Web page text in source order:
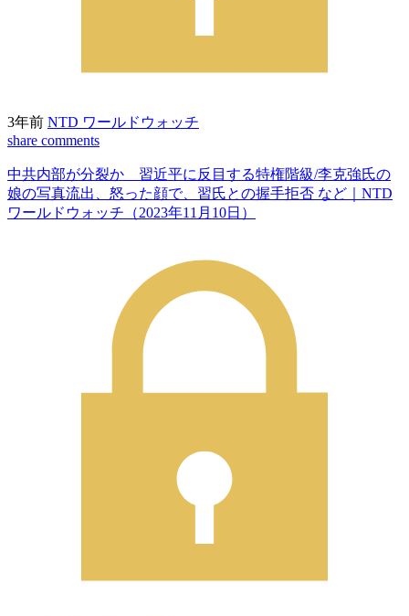
3年前 NTD ワールドウォッチ
share comments
中共内部が分裂か 習近平に反目する特権階級/李克強氏の
娘の写真流出、怒った顔で、習氏との握手拒否 など｜NTD
ワールドウォッチ（2023年11月10日）